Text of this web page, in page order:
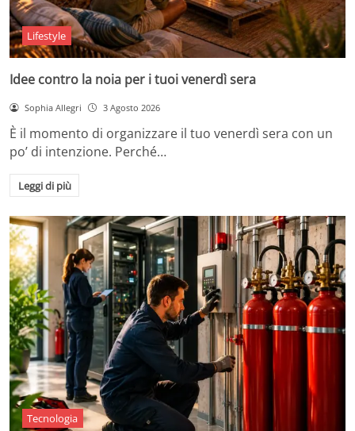
Lifestyle
Idee contro la noia per i tuoi venerdì sera
Sophia Allegri 3 Agosto 2026
È il momento di organizzare il tuo venerdì sera con un
po’ di intenzione. Perché…
Leggi di più
Tecnologia